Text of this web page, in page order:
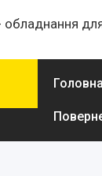
для
Головна